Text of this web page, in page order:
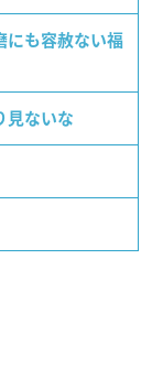
にも容赦ない福
見ないな